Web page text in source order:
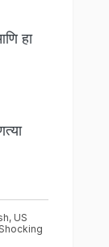
हा
, US